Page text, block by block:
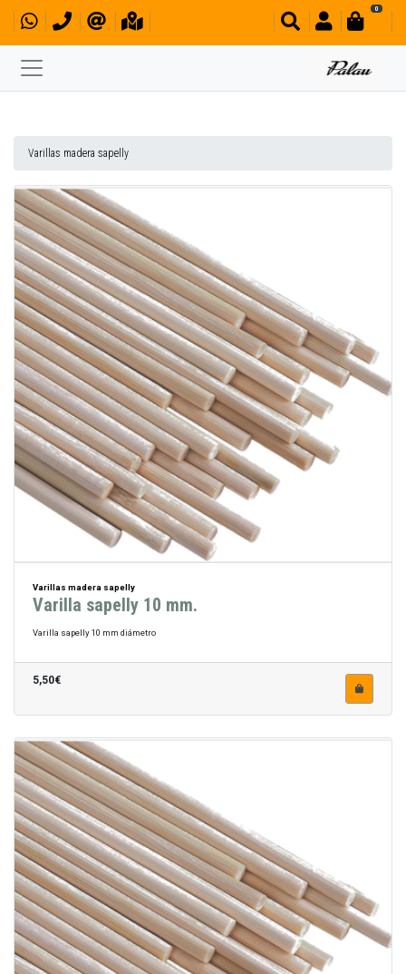
0
Varillas madera sapelly
Varillas madera sapelly
Varilla sapelly 10 mm.
Varilla sapelly 10 mm diámetro
5,50€